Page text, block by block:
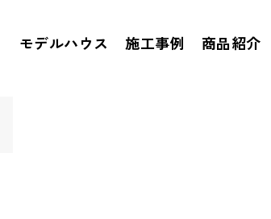
モデルハウス 施工事例 商品紹介